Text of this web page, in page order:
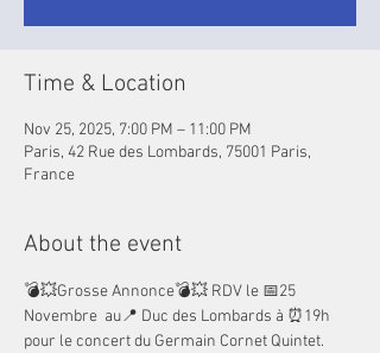
Time & Location
Nov 25, 2025, 7:00 PM – 11:00 PM
Paris, 42 Rue des Lombards, 75001 Paris,
France
About the event
💣💥Grosse Annonce💣💥 RDV le 📅25
Novembre  au📍 Duc des Lombards à ⏰19h
pour le concert du Germain Cornet Quintet.